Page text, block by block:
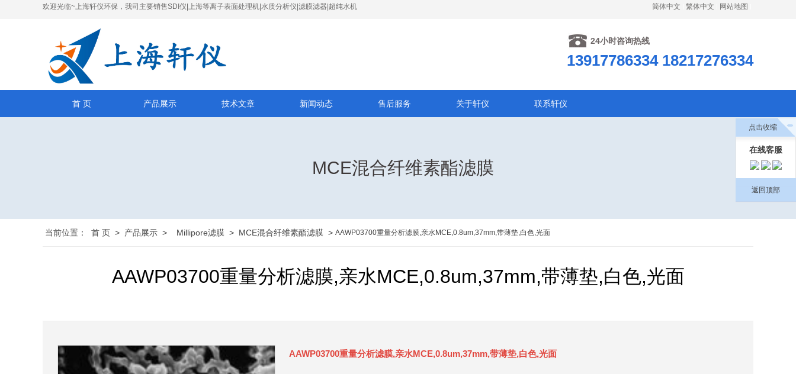
欢迎光临~上海轩仪环保，我司主要销售SDI仪|上海等离子表面处理机|水质分析仪|滤膜滤器|超纯水机 简体中文 繁体中文 网站地图
24小时咨询热线
13917786334 18217276334
首 页 产品展示 技术文章 新闻动态 售后服务 关于轩仪 联系轩仪
MCE混合纤维素酯滤膜
当前位置： 首 页 > 产品展示 > Millipore滤膜 > MCE混合纤维素酯滤膜 > AAWP03700重量分析滤膜,亲水MCE,0.8um,37mm,带薄垫,白色,光面
AAWP03700重量分析滤膜,亲水MCE,0.8um,37mm,带薄垫,白色,光面
AAWP03700重量分析滤膜,亲水MCE,0.8um,37mm,带薄垫,白色,光面
点击收缩
在线客服
返回顶部